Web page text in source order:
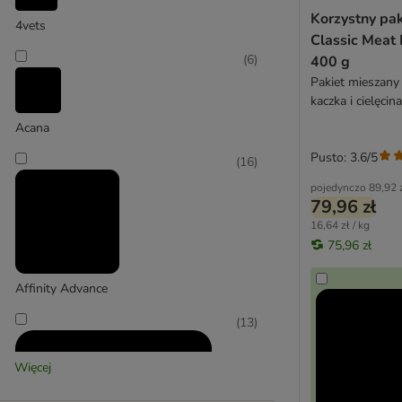
Concept for Life
Cosma
Crave
Disugual
Fitmin
Gourmet Gold
GRAU
4vets
Acana
(6)
Affinity Advance
(16)
(13)
Więcej
Korzystny
Classic Meat
400 g
Pakiet
kaczka i
pojedynczo 89,92
79,96 zł
16,64 zł / kg
75,96 zł
Pusto: 3.6/5